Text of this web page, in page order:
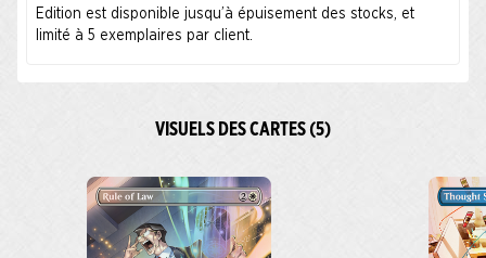
Edition est disponible jusqu’à épuisement des stocks, et
limité à 5 exemplaires par client.
VISUELS DES CARTES (5)